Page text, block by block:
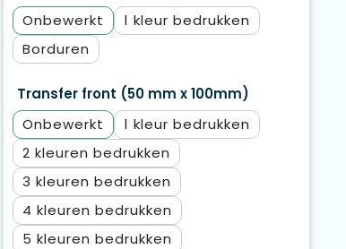
Onbewerkt
1
Borduren
Transfer front (50 mm x 100mm)
Onbewerkt
1
2
3
4
5